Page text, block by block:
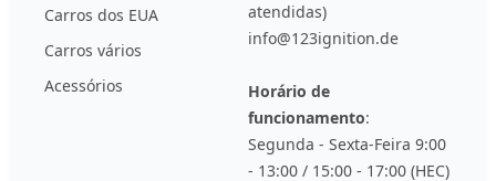
Carros dos EUA
Carros vários
Acessórios
atendidas)
info@123ignition.de
Horário de
funcionamento:
Segunda - Sexta-Feira 9:00
- 13:00 / 15:00 - 17:00 (HEC)